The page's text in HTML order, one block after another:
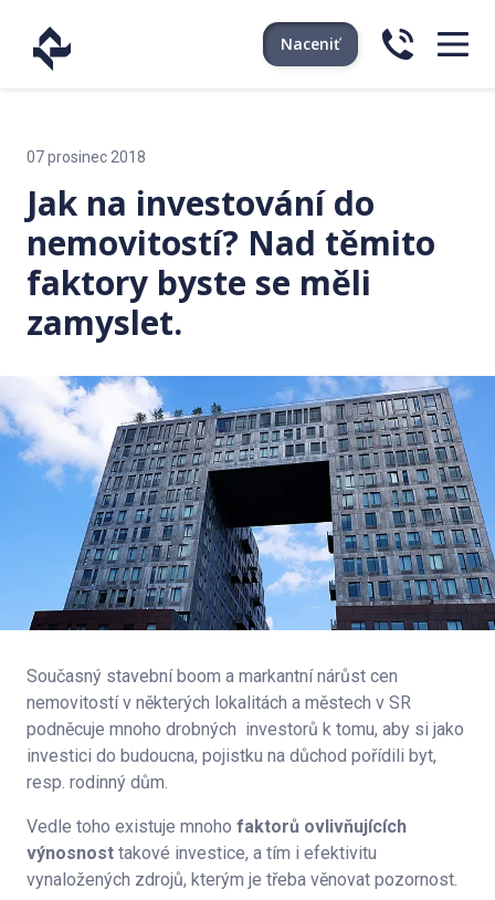
Naceniť
07 prosinec 2018
Jak na investování do
nemovitostí? Nad těmito
faktory byste se měli
zamyslet.
Současný stavební boom a markantní nárůst cen
nemovitostí v některých lokalitách a městech v SR
podněcuje mnoho drobných investorů k tomu, aby si jako
investici do budoucna, pojistku na důchod pořídili byt,
resp. rodinný dům.
Vedle toho existuje mnoho faktorů ovlivňujících
výnosnost takové investice, a tím i efektivitu
vynaložených zdrojů, kterým je třeba věnovat pozornost.